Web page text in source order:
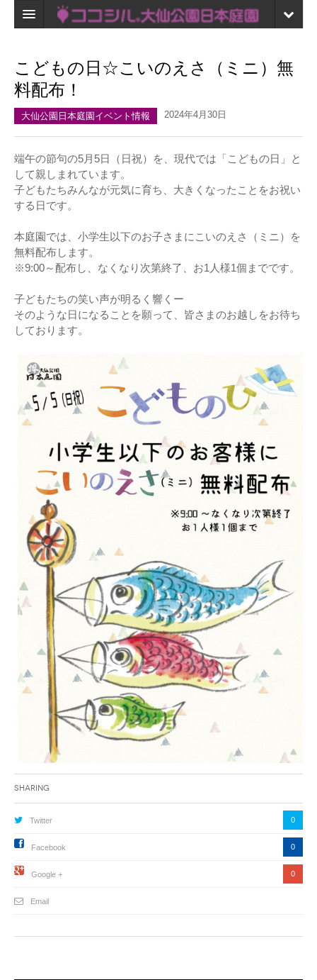
検索
口コミ
ブックマーク
こどもの日☆こいのえさ（ミニ）無
料配布！
大仙公園日本庭園イベント情報 2024年4月30日
端午の節句の5月5日（日祝）を、現代では「こどもの日」と
して親しまれています。
子どもたちみんなが元気に育ち、大きくなったことをお祝い
する日です。
本庭園では、小学生以下のお子さまにこいのえさ（ミニ）を
無料配布します。
※9:00～配布し、なくなり次第終了、お1人様1個までです。
子どもたちの笑い声が明るく響くー
そのような日になることを願って、皆さまのお越しをお待ち
しております。
Sharing
Twitter 0
Facebook 0
Google + 0
Email